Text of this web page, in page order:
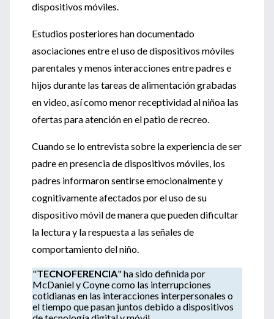
dispositivos móviles.
Estudios posteriores han documentado
asociaciones entre el uso de dispositivos móviles
parentales y menos interacciones entre padres e
hijos durante las tareas de alimentación grabadas
en video, así como menor receptividad al niñoa las
ofertas para atención en el patio de recreo.
Cuando se lo entrevista sobre la experiencia de ser
padre en presencia de dispositivos móviles, los
padres informaron sentirse emocionalmente y
cognitivamente afectados por el uso de su
dispositivo móvil de manera que pueden dificultar
la lectura y la respuesta a las señales de
comportamiento del niño.
"TECNOFERENCIA" ha sido definida por
McDaniel y Coyne como las interrupciones
cotidianas en las interacciones interpersonales o
el tiempo que pasan juntos debido a dispositivos